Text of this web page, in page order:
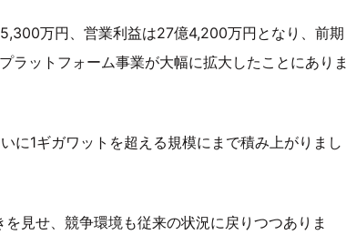
万円、営業利益は27億4,200万円となり、前期
ラットフォーム事業が大幅に拡大したことにありま
に1ギガワットを超える規模にまで積み上がりまし
見せ、競争環境も従来の状況に戻りつつありま